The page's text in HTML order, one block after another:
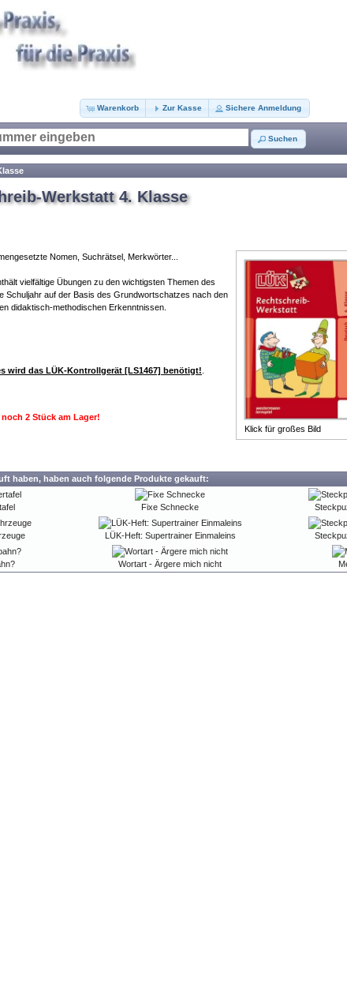
Warenkorb Zur Kasse Sichere Anmeldung
Suchen
Werkstatt 4. Klasse
Klick für großes Bild
Nomen, Suchrätsel, Merkwörter...
vielfältige Übungen zu den wichtigsten Themen des
Schuljahr auf der Basis des Grundwortschatzes nach den
didaktisch-methodischen Erkenntnissen.
wird das LÜK-Kontrollgerät [LS1467] benötigt!
noch 2 Stück am Lager!
haben, haben auch folgende Produkte gekauft:
Fixe Schnecke
LÜK-Heft: Supertrainer Einmaleins
Wortart - Ärgere mich nicht